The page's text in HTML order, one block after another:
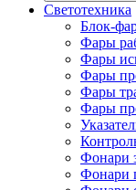
Светотехника
Блок-
Фары
Фары
Фары
Фары
Фары
Фонари
Фонари